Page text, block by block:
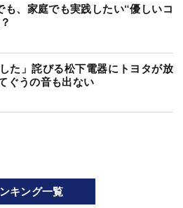
、家庭でも実践したい“優しいコ
た」詫びる松下電器にトヨタが放
ぐうの音も出ない
キング一覧